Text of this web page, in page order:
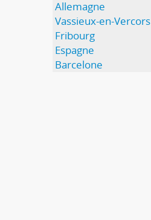
Allemagne
Vassieux-en-Vercors
Fribourg
Espagne
Barcelone